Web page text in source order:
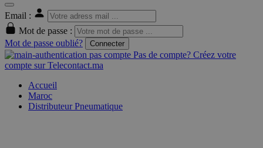
Email :
Mot de passe :
Mot de passe oublié?
Connecter
Pas de compte? Créez votre
compte sur Telecontact.ma
Accueil
Maroc
Distributeur Pneumatique